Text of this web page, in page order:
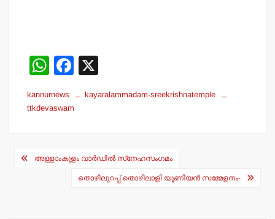
W
at
p
F
c
o
o
kannurnews
kayaralammadam-sreekrishnatemple
ttkdevaswam
Post
navigation
അള്ളാംകുളം വാര്‍ഡില്‍ സ്‌നേഹസംഗമം
തൊഴിലുറപ്പ് തൊഴിലാളി യൂണിയന്‍ സമ്മേളനം-